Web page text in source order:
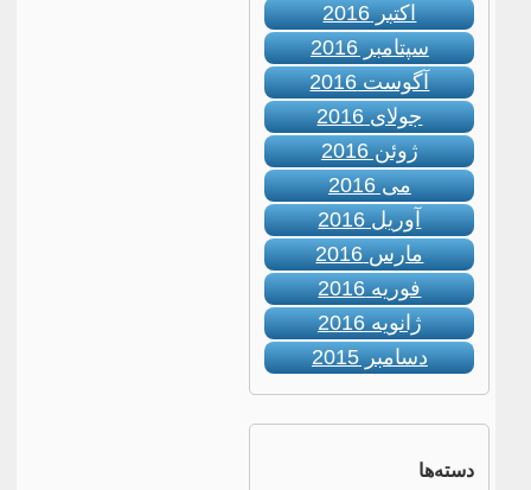
اکتبر 2016
سپتامبر 2016
آگوست 2016
جولای 2016
ژوئن 2016
می 2016
آوریل 2016
مارس 2016
فوریه 2016
ژانویه 2016
دسامبر 2015
دسته‌ها